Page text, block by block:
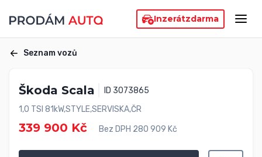
Inzerátzdarma
Seznam vozů
Škoda Scala
ID 3073865
1,0 TSI 81kW,STYLE,SERVISKA,ČR
339 900 Kč Bez DPH 280 909 Kč